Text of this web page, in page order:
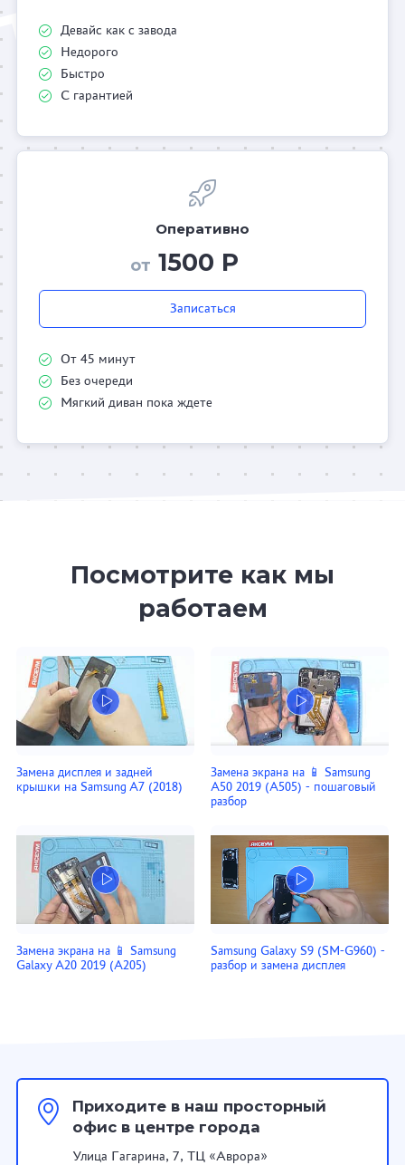
Девайс как с завода
Недорого
Быстро
С гарантией
Оперативно
от 1500 Р
Записаться
От 45 минут
Без очереди
Мягкий диван пока ждете
Посмотрите как мы
работаем
Замена дисплея и задней
крышки на Samsung A7 (2018)
Замена экрана на 📱 Samsung
A50 2019 (A505) - пошаговый
разбор
Замена экрана на 📱 Samsung
Galaxy A20 2019 (A205)
Samsung Galaxy S9 (SM-G960) -
разбор и замена дисплея
Приходите в наш просторный
офис в центре города
Улица Гагарина, 7, ТЦ «Аврора»